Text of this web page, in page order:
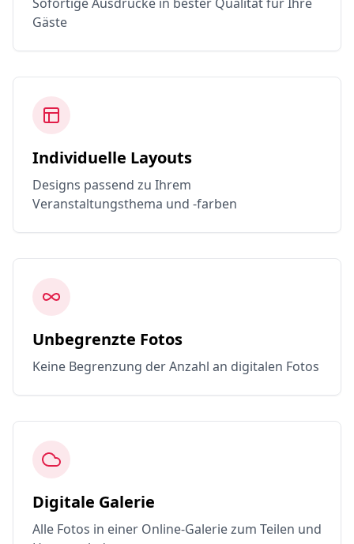
Gäste
Individuelle Layouts
Designs passend zu Ihrem
Veranstaltungsthema und -farben
Unbegrenzte Fotos
Keine Begrenzung der Anzahl an digitalen Fotos
Digitale Galerie
Alle Fotos in einer Online-Galerie zum Teilen und